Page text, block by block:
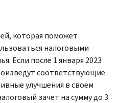
которая поможет
налоговыми
Если после 1 января 2023
соответствующие
улучшения в своем
зачет на сумму до 3